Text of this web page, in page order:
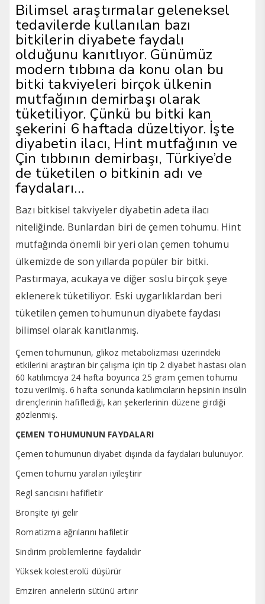
Bilimsel araştırmalar geleneksel
tedavilerde kullanılan bazı
bitkilerin diyabete faydalı
olduğunu kanıtlıyor. Günümüz
modern tıbbına da konu olan bu
bitki takviyeleri birçok ülkenin
mutfağının demirbaşı olarak
tüketiliyor. Çünkü bu bitki kan
şekerini 6 haftada düzeltiyor. İşte
diyabetin ilacı, Hint mutfağının ve
Çin tıbbının demirbaşı, Türkiye’de
de tüketilen o bitkinin adı ve
faydaları…
Bazı bitkisel takviyeler diyabetin adeta ilacı
niteliğinde. Bunlardan biri de çemen tohumu. Hint
mutfağında önemli bir yeri olan çemen tohumu
ülkemizde de son yıllarda popüler bir bitki.
Pastırmaya, acukaya ve diğer soslu birçok şeye
eklenerek tüketiliyor. Eski uygarlıklardan beri
tüketilen çemen tohumunun diyabete faydası
bilimsel olarak kanıtlanmış.
Çemen tohumunun, glikoz metabolizması üzerindeki
etkilerini araştıran bir çalışma için tip 2 diyabet hastası olan
60 katılımcıya 24 hafta boyunca 25 gram çemen tohumu
tozu verilmiş. 6 hafta sonunda katılımcıların hepsinin insülin
dirençlerinin hafiflediği, kan şekerlerinin düzene girdiği
gözlenmiş.
ÇEMEN TOHUMUNUN FAYDALARI
Çemen tohumunun diyabet dışında da faydaları bulunuyor.
Çemen tohumu yaraları iyileştirir
Regl sancısını hafifletir
Bronşite iyi gelir
Romatizma ağrılarını hafiletir
Sindirim problemlerine faydalıdır
Yüksek kolesterolü düşürür
Emziren annelerin sütünü artırır